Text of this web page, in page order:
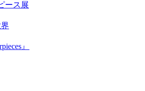
ース展
』